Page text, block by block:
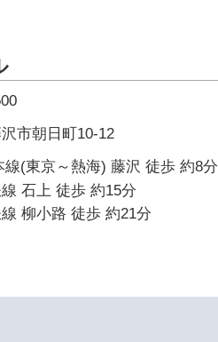
市朝日町10-12
線(東京～熱海) 藤沢 徒歩 約8分
石上 徒歩 約15分
柳小路 徒歩 約21分